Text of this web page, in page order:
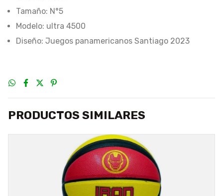
Tamaño: N°5
Modelo: ultra 4500
Diseño: Juegos panamericanos Santiago 2023
PRODUCTOS SIMILARES